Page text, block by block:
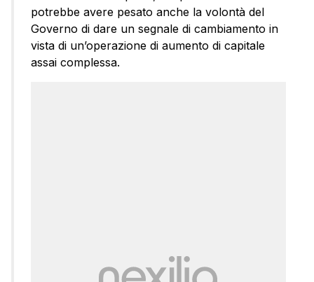
potrebbe avere pesato anche la volontà del
Governo di dare un segnale di cambiamento in
vista di un’operazione di aumento di capitale
assai complessa.